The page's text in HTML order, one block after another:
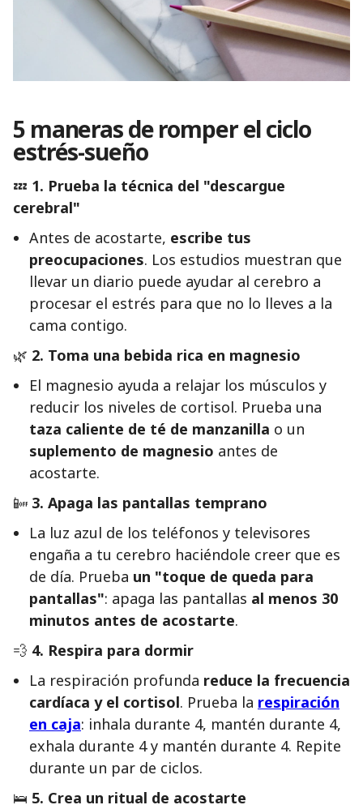
5 maneras de romper el ciclo
estrés-sueño
💤 1. Prueba la técnica del "descargue
cerebral"
Antes de acostarte, escribe tus
preocupaciones. Los estudios muestran que
llevar un diario puede ayudar al cerebro a
procesar el estrés para que no lo lleves a la
cama contigo.
🌿 2. Toma una bebida rica en magnesio
El magnesio ayuda a relajar los músculos y
reducir los niveles de cortisol. Prueba una
taza caliente de té de manzanilla o un
suplemento de magnesio antes de
acostarte.
📴 3. Apaga las pantallas temprano
La luz azul de los teléfonos y televisores
engaña a tu cerebro haciéndole creer que es
de día. Prueba un "toque de queda para
pantallas": apaga las pantallas al menos 30
minutos antes de acostarte.
💨 4. Respira para dormir
La respiración profunda reduce la frecuencia
cardíaca y el cortisol. Prueba la respiración
en caja: inhala durante 4, mantén durante 4,
exhala durante 4 y mantén durante 4. Repite
durante un par de ciclos.
🛌 5. Crea un ritual de acostarte